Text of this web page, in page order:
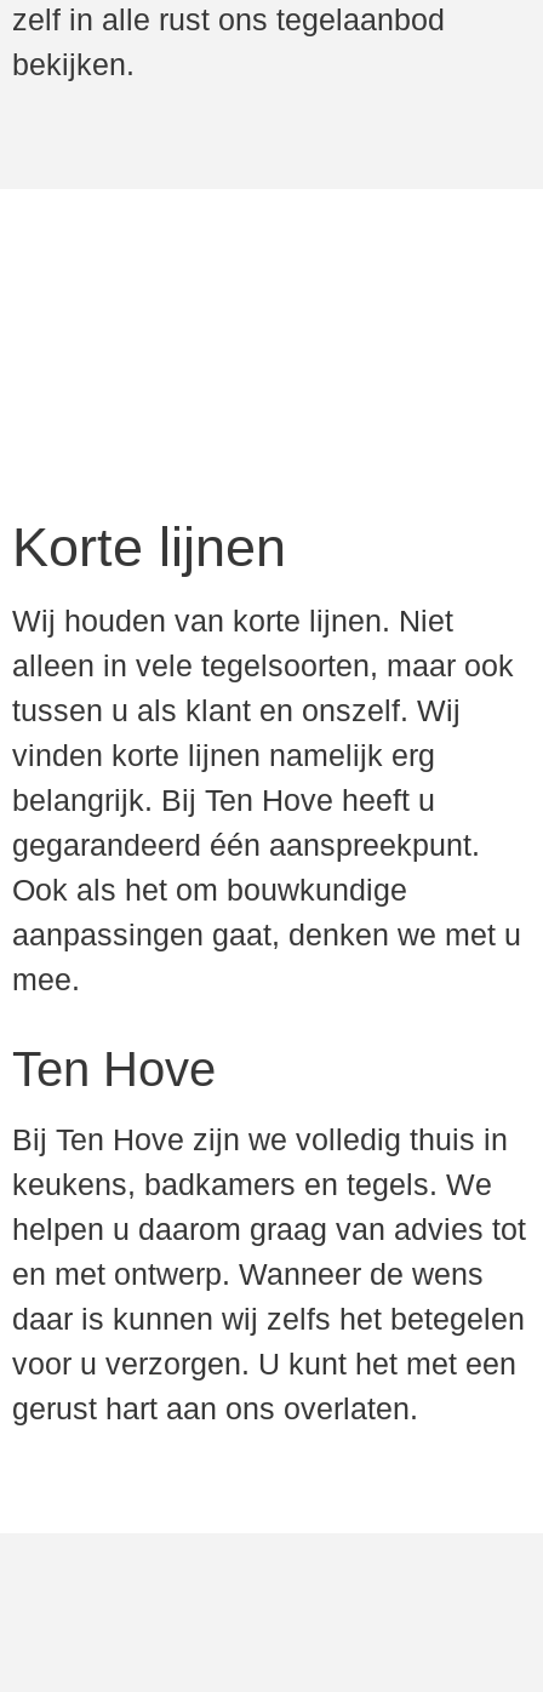
zelf in alle rust ons tegelaanbod
bekijken.
Korte lijnen
Wij houden van korte lijnen. Niet
alleen in vele tegelsoorten, maar ook
tussen u als klant en onszelf. Wij
vinden korte lijnen namelijk erg
belangrijk. Bij Ten Hove heeft u
gegarandeerd één aanspreekpunt.
Ook als het om bouwkundige
aanpassingen gaat, denken we met u
mee.
Ten Hove
Bij Ten Hove zijn we volledig thuis in
keukens, badkamers en tegels. We
helpen u daarom graag van advies tot
en met ontwerp. Wanneer de wens
daar is kunnen wij zelfs het betegelen
voor u verzorgen. U kunt het met een
gerust hart aan ons overlaten.